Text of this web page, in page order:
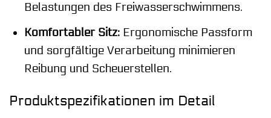
Belastungen des Freiwasserschwimmens.
Komfortabler Sitz:Ergonomische Passform
und sorgfältige Verarbeitung minimieren
Reibung und Scheuerstellen.
Produktspezifikationen im Detail